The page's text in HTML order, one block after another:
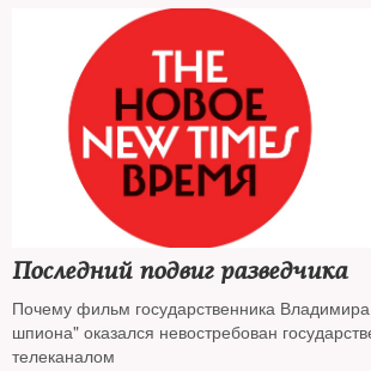
Последний подвиг разведчика
Почему фильм государственника
шпиона" оказался невостребован
телеканалом